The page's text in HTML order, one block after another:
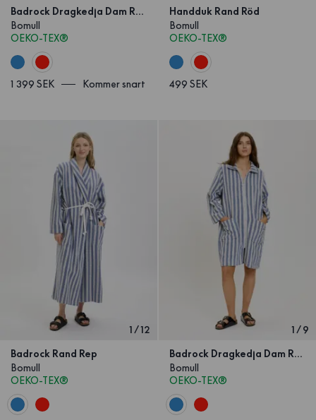
Badrock Dragkedja Dam Rand Röd
Bomull
OEKO-TEX®
1 399 SEK Kommer snart
Handduk Rand Röd
Bomull
OEKO-TEX®
499 SEK
1/12
Badrock Rand Rep
Bomull
OEKO-TEX®
1/9
Badrock Dragkedja Dam Rand
Bomull
OEKO-TEX®